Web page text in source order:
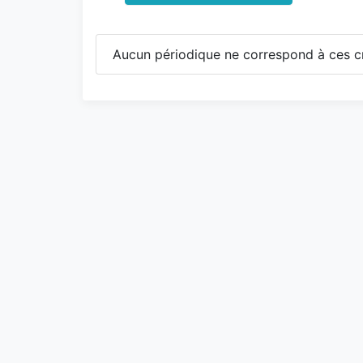
Aucun périodique ne correspond à ces